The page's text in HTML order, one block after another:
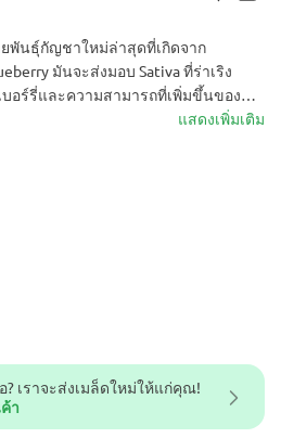
? เราจะส่งเมล็ดใหม่ให้แก่คุณ!
า
ยพันธุ์กัญชาใหม่ล่าสุดที่เกิดจาก
มันจะส่งมอบ Sativa ที่ร่าเริง
อร์รี่และความสามารถที่เพิ่มขึ้นของ
ดอกโดยเฉลี่ย ผู้ปลูกสามารถคาดหวัง
นพิเศษ
แสดงเพิ่มเติม